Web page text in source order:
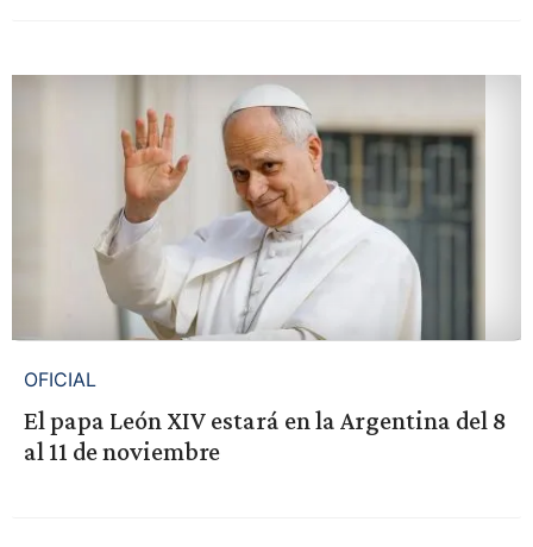
OFICIAL
El papa León XIV estará en la Argentina del 8
al 11 de noviembre